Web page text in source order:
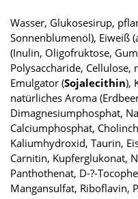
Wasser, Glukosesirup,
Sonnenblumenöl), Eiweiß
(Inulin, Oligofruktose,
Polysaccharide, Cellulose,
Emulgator (Sojalecithin),
natürliches Aroma
Dimagnesiumphosphat,
Calciumphosphat,
Kaliumhydroxid, Taurin,
Carnitin, Kupferglukonat,
Panthothenat, D-?-
Mangansulfat, Riboflavin,